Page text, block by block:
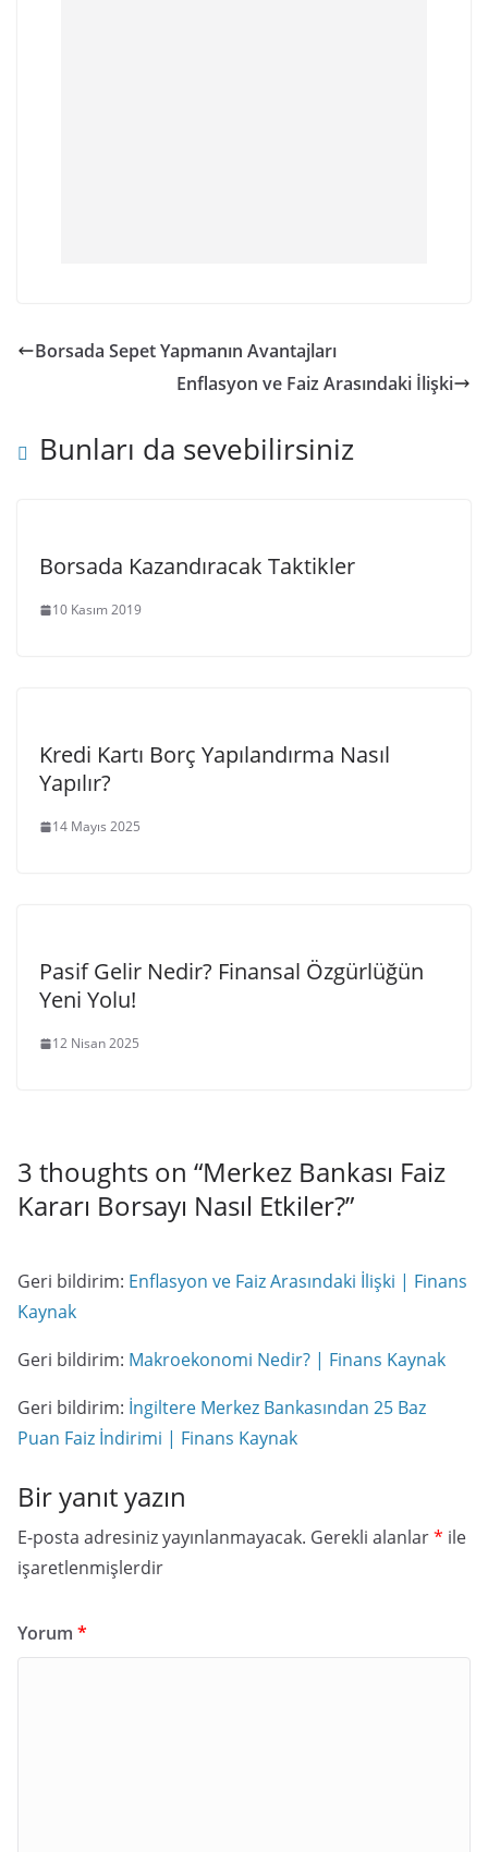
Borsada Sepet Yapmanın Avantajları
Enflasyon ve Faiz Arasındaki İlişki
Bunları da sevebilirsiniz
Borsada Kazandıracak Taktikler
10 Kasım 2019
Kredi Kartı Borç Yapılandırma Nasıl
Yapılır?
14 Mayıs 2025
Pasif Gelir Nedir? Finansal Özgürlüğün
Yeni Yolu!
12 Nisan 2025
3 thoughts on “Merkez Bankası Faiz
Kararı Borsayı Nasıl Etkiler?”
Geri bildirim: Enflasyon ve Faiz Arasındaki İlişki | Finans
Kaynak
Geri bildirim: Makroekonomi Nedir? | Finans Kaynak
Geri bildirim: İngiltere Merkez Bankasından 25 Baz
Puan Faiz İndirimi | Finans Kaynak
Bir yanıt yazın
E-posta adresiniz yayınlanmayacak. Gerekli alanlar* ile
işaretlenmişlerdir
Yorum *